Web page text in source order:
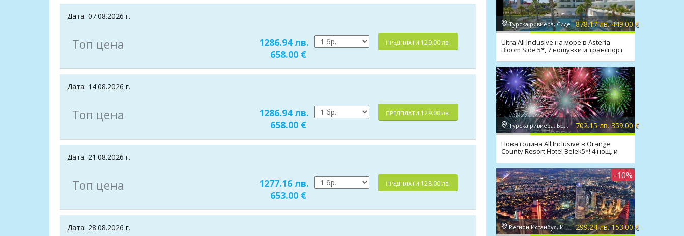
Дата: 07.08.2026 г.
Топ цена
1286.94 лв.
658.00 €
ПРЕДПЛАТИ 129.00 лв.
Дата: 14.08.2026 г.
Топ цена
1286.94 лв.
658.00 €
ПРЕДПЛАТИ 129.00 лв.
Дата: 21.08.2026 г.
Топ цена
1277.16 лв.
653.00 €
ПРЕДПЛАТИ 128.00 лв.
Дата: 28.08.2026 г.
Турска ривиера, Сиде 878.17 лв. 449.00 €
Ultra All Inclusive на море в Asteria
Bloom Side 5*, 7 нощувки и транспорт
Турска ривиера, Белек 702.15 лв. 359.00 €
Нова година All Inclusive в Orange
County Resort Hotel Belek5*! 4 нощ. и
-10%
Регион Истанбул, Истанбул 299.24 лв. 153.00 €